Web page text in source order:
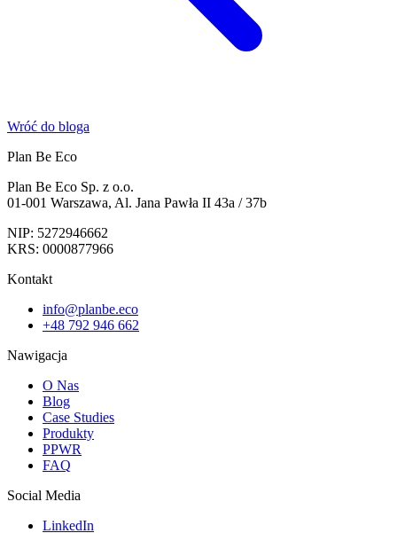
Wróć do bloga
Plan Be Eco
Plan Be Eco Sp. z o.o.
01-001 Warszawa, Al. Jana Pawła II 43a / 37b
NIP: 5272946662
KRS: 0000877966
Kontakt
info@planbe.eco
+48 792 946 662
Nawigacja
O Nas
Blog
Case Studies
Produkty
PPWR
FAQ
Social Media
LinkedIn